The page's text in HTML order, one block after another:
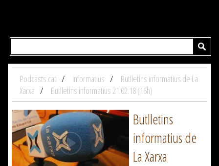
Podcasts.cat Informatius
Butlletins informatius de La
Xarxa
Butlletins informatius 21.02.18 (16h)
Butlletins
informatius de
La Xarxa